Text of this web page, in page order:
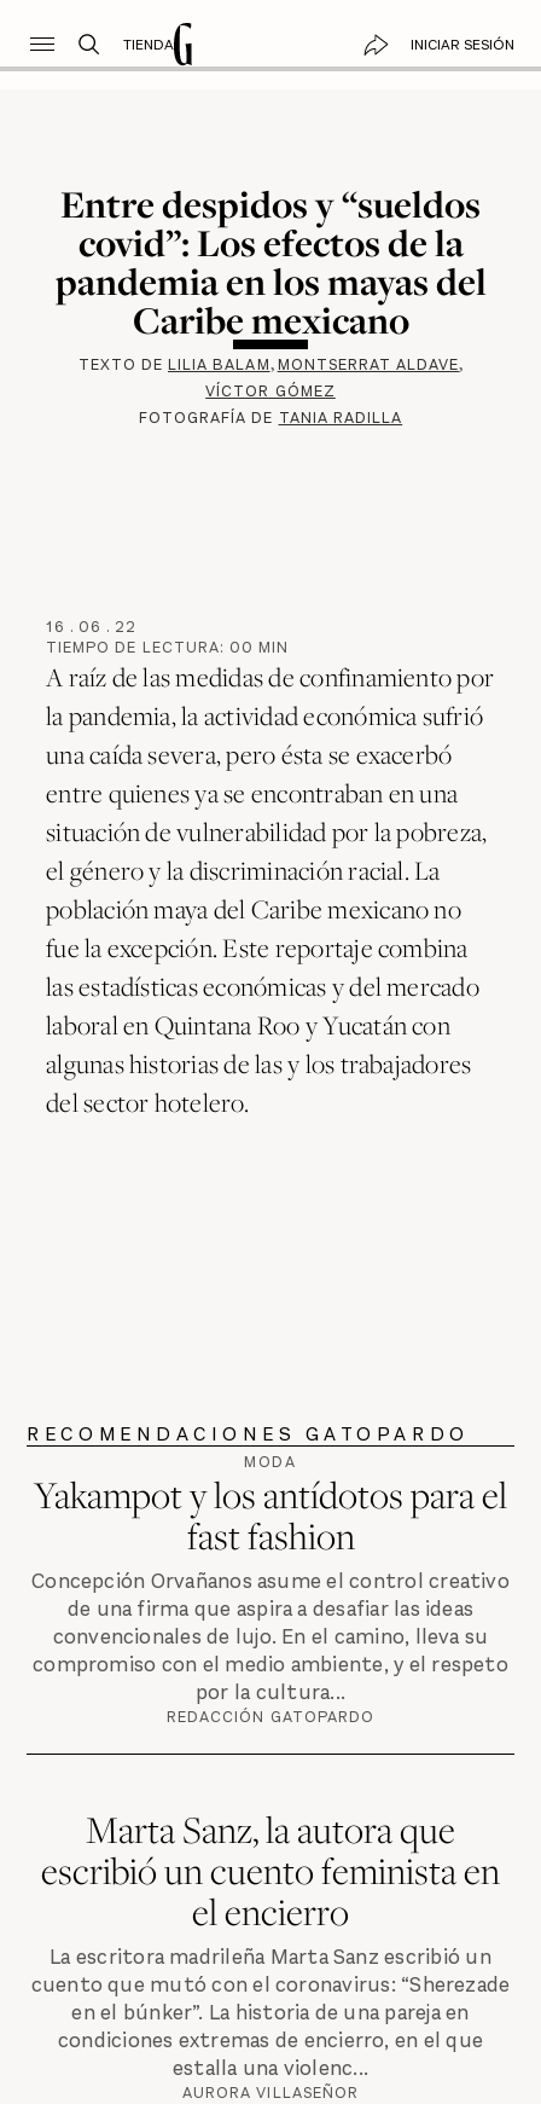
TIENDA INICIAR SESIÓN
Entre despidos y “sueldos
covid”: Los efectos de la
pandemia en los mayas del
Caribe mexicano
TEXTO DELILIA BALAM MONTSERRAT ALDAVE
VÍCTOR GÓMEZ
FOTOGRAFÍA DE TANIA RADILLA
16 . 06 . 22
TIEMPO DE LECTURA: 00 MIN
A raíz de las medidas de confinamiento por
la pandemia, la actividad económica sufrió
una caída severa, pero ésta se exacerbó
entre quienes ya se encontraban en una
situación de vulnerabilidad por la pobreza,
el género y la discriminación racial. La
población maya del Caribe mexicano no
fue la excepción. Este reportaje combina
las estadísticas económicas y del mercado
laboral en Quintana Roo y Yucatán con
algunas historias de las y los trabajadores
del sector hotelero.
RECOMENDACIONES GATOPARDO
MODA
Yakampot y los antídotos para el
fast fashion
Concepción Orvañanos asume el control creativo
de una firma que aspira a desafiar las ideas
convencionales de lujo. En el camino, lleva su
compromiso con el medio ambiente, y el respeto
por la cultura...
REDACCIÓN GATOPARDO
Marta Sanz, la autora que
escribió un cuento feminista en
el encierro
La escritora madrileña Marta Sanz escribió un
cuento que mutó con el coronavirus: “Sherezade
en el búnker”. La historia de una pareja en
condiciones extremas de encierro, en el que
estalla una violenc...
AURORA VILLASEÑOR